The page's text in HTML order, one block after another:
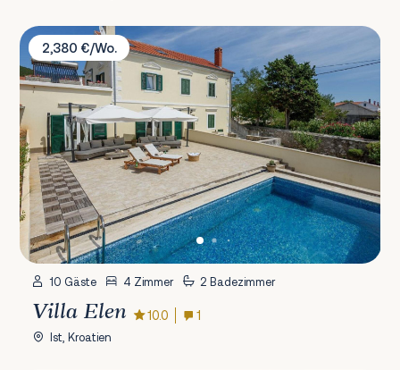
Villa Elen
2,380 €/Wo.
10 Gäste 4 Zimmer 2 Badezimmer
Villa Elen 10.0 1
Ist, Kroatien